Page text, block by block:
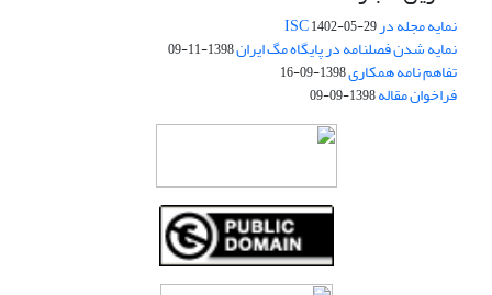
نمایه مجله در ISC1402-05-29
نمایه شدن فصلنامه در پایگاه مگ ایران1398-11-09
تفاهم نامه همکاری1398-09-16
فراخوان مقاله1398-09-09